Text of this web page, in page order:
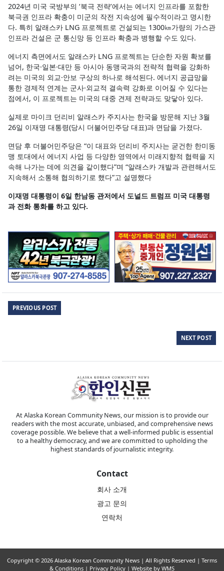
2024년 미국 국방부의 ‘북극 전략’에서는 에너지 인프라를 포함한
북극권 인프라 확충이 미군의 작전 지속성에 필수적이라고 명시한
다. 특히 알래스카 LNG 프로젝트로 건설되는 1300㎞가량의 가스관
인프라 건설은 군 통신망 등 인프라 확충과 병행할 수도 있다.
에너지 측면에서도 알래스카 LNG 프로젝트는 단순한 자원 확보를
넘어, 한국·일본·대만 등 아시아 동맹국과의 전략적 협력을 강화하
려는 미국의 외교·안보 구상의 하나로 해석된다. 에너지 공급망을
통한 경제적 연계는 군사·외교적 결속력 강화로 이어질 수 있다는
점에서, 이 프로젝트는 미국의 대중 견제 전략과도 맞닿아 있다.
실제로 마이크 던리비 알래스카 주지사는 한국을 방문해 지난 3월
26일 이재명 대통령(당시 더불어민주당 대표)과 면담을 가졌다.
면담 후 더불어민주당은 “이 대표와 던리비 주지사는 굳건한 한미동
맹 토대에서 에너지 사업 등 다양한 영역에서 미래지향적 협력을 지
속해 나가는 데에 의견을 같이했다”며 “알래스카 개발과 관련해서도
지속해서 소통해 협의하기로 했다”고 설명했다
이재명 대통령이 6일 한남동 관저에서 도널드 트럼프 미국 대통령
과 전화 통화를 하고 있다.
PREVIOUS POST
NEXT POST
At Alaska Korean Community News, our mission is to provide our
readers with the most accurate, unbiased, and comprehensive news
coverage possible. We believe that a well-informed public is essential
to a healthy democracy, and we are committed to upholding the
highest standards of journalistic integrity.
Contact
회사 소개
광고 문의
연락처
Copyright © 2026 Alaska Korean Community News | All Rights Reserved | Terms
& Conditions | Privacy Policy | Website by WMS